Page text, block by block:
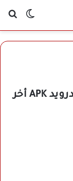
الوضع
تحميل تطبيق MVideo مهكر للأندرويد APK أخر